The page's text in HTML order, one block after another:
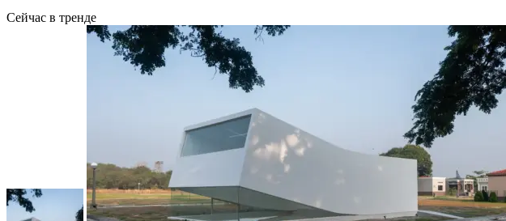
Сейчас в тренде